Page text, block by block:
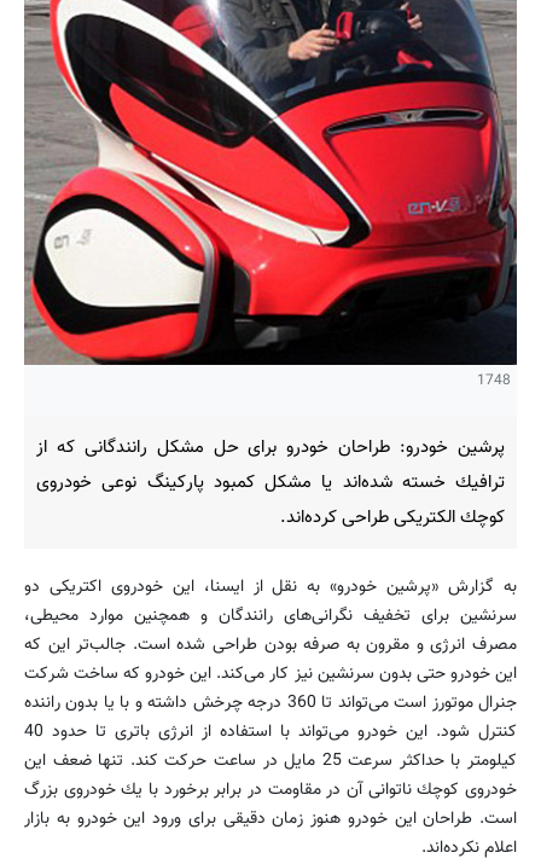
1748
پرشین خودرو: طراحان خودرو برای حل مشكل رانندگانی كه از
ترافیك خسته شده‌اند یا مشكل كمبود پاركینگ نوعی خودروی
كوچك الكتریكی طراحی كرده‌اند.
به گزارش «پرشین خودرو» به نقل از ایسنا، این خودروی اكتریكی دو
سرنشین برای تخفیف نگرانی‌های رانندگان و همچنین موارد محیطی،
مصرف انرژی و مقرون به صرفه بودن طراحی شده‌ است. جالب‌تر این كه
این خودرو حتی بدون سرنشین نیز كار می‌كند. این خودرو كه ساخت شركت
جنرال موتورز است می‌تواند تا 360 درجه چرخش داشته و با یا بدون راننده
كنترل شود. این خودرو می‌تواند با استفاده از انرژی باتری تا حدود 40
كیلومتر با حداكثر سرعت 25 مایل در ساعت حركت كند. تنها ضعف این
خودروی كوچك ناتوانی آن در مقاومت در برابر برخورد با یك خودروی بزرگ
است. طراحان این خودرو هنوز زمان دقیقی برای ورود این خودرو به بازار
اعلام نكرده‌اند.